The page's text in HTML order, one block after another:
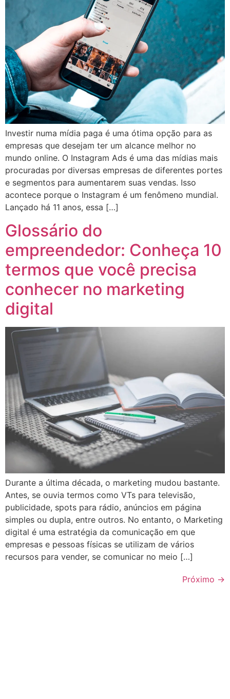
Investir numa mídia paga é uma ótima opção para as
empresas que desejam ter um alcance melhor no
mundo online. O Instagram Ads é uma das mídias mais
procuradas por diversas empresas de diferentes portes
e segmentos para aumentarem suas vendas. Isso
acontece porque o Instagram é um fenômeno mundial.
Lançado há 11 anos, essa […]
Glossário do
empreendedor: Conheça 10
termos que você precisa
conhecer no marketing
digital
Durante a última década, o marketing mudou bastante.
Antes, se ouvia termos como VTs para televisão,
publicidade, spots para rádio, anúncios em página
simples ou dupla, entre outros. No entanto, o Marketing
digital é uma estratégia da comunicação em que
empresas e pessoas físicas se utilizam de vários
recursos para vender, se comunicar no meio […]
Próximo →